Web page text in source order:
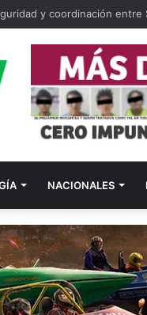
consultorios médicos se
NACIONALES